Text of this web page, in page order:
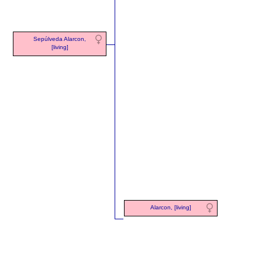
Sepúlveda Alarcon,
[living]
Alarcon, [living]